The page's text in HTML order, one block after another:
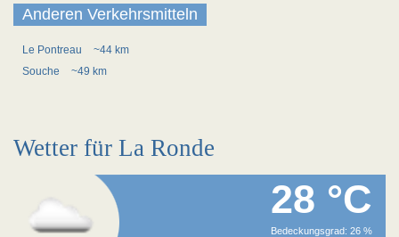
Anderen Verkehrsmitteln
Le Pontreau
~44 km
Souche
~49 km
Wetter für La Ronde
28 °C
Bedeckungsgrad: 26 %